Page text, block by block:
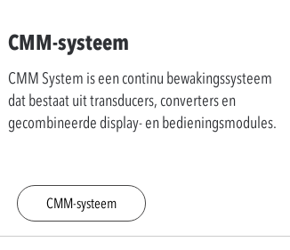
CMM-systeem
CMM System is een continu bewakingssysteem
dat bestaat uit transducers, converters en
gecombineerde display- en bedieningsmodules.
CMM-systeem